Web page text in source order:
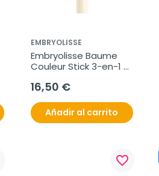
EMBRYOLISSE
Embryolisse Baume
Couleur Stick 3-en-1
16,50 €
Añadir al carrito
favorite_border